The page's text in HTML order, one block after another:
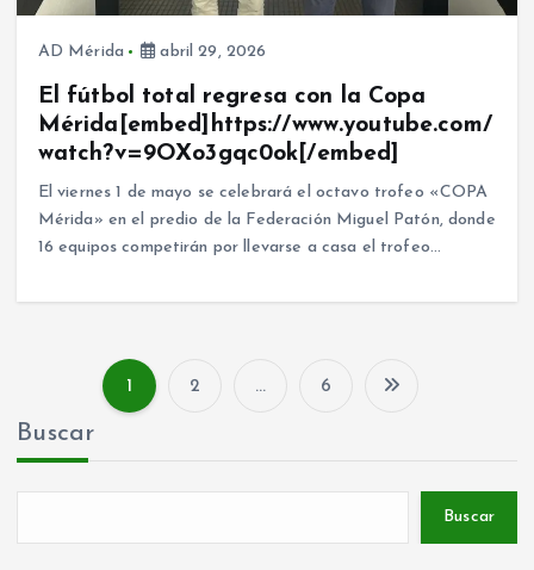
AD Mérida abril 29, 2026
El fútbol total regresa con la Copa
Mérida[embed]https://www.youtube.com/
watch?v=9OXo3gqc0ok[/embed]
El viernes 1 de mayo se celebrará el octavo trofeo «COPA
Mérida» en el predio de la Federación Miguel Patón, donde
16 equipos competirán por llevarse a casa el trofeo…
1 2 … 6
Buscar
Buscar